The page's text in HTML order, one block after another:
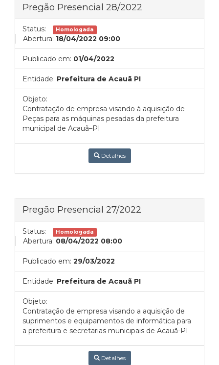
Pregão Presencial 28/2022
Status: Homologada
Abertura: 18/04/2022 09:00
Publicado em: 01/04/2022
Entidade: Prefeitura de Acauã PI
Objeto:
Contratação de empresa visando à aquisição de
Peças para as máquinas pesadas da prefeitura
municipal de Acauã–PI
Detalhes
Pregão Presencial 27/2022
Status: Homologada
Abertura: 08/04/2022 08:00
Publicado em: 29/03/2022
Entidade: Prefeitura de Acauã PI
Objeto:
Contratação de empresa visando a aquisição de
suprimentos e equipamentos de informática para
a prefeitura e secretarias municipais de Acauã-PI
Detalhes